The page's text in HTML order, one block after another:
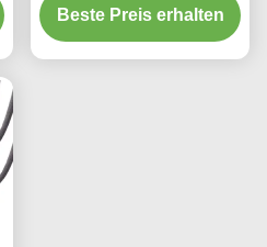
Endotracheal- und
Tracheostomieanwendun
Beste Preis erhalten